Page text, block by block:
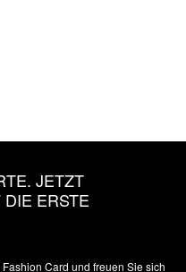
JETZT
ERSTE
Card und freuen Sie sich